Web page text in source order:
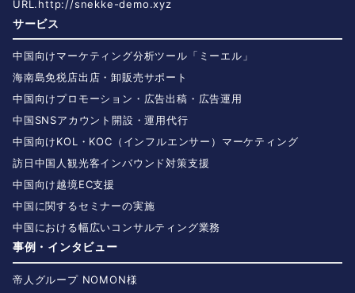
URL.http://snekke-demo.xyz
サービス
中国向けマーケティング分析ツール「ミーエル」
海南島免税店出店・卸販売サポート
中国向けプロモーション・広告出稿・広告運用
中国SNSアカウント開設・運用代行
中国向けKOL・KOC（インフルエンサー）マーケティング
訪日中国人観光客インバウンド対策支援
中国向け越境EC支援
中国に関するセミナーの実施
中国における幅広いコンサルティング業務
事例・インタビュー
帝人グループ NOMON様